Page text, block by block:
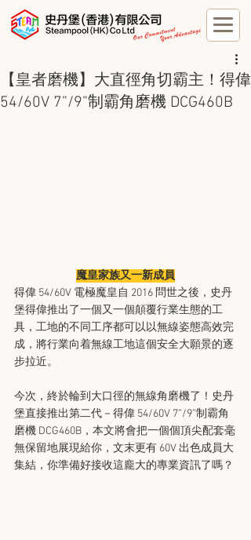
【皇者磨機】大直徑角切霸主！得偉
54/60V 7”/9”制霸角磨機 DCG460B
魔皇家族又一新成員
得偉 54/60V 電極魔皇自 2016 問世之後，史丹
堡得偉推出了一個又一個顛覆行業生態的工
具，工地的不同工序都可以以無線姿態高效完
成，將行業向着無線工地這個安全大願景的逐
步拉近。
今次，終於輪到大口徑的無線角磨機了！史丹
堡直接推出第二代－得偉 54/60V 7”/9”制霸角
磨機 DCG460B，本文將會把一個個頂尖配套毫
無保留地展現給你，文末更有 60V 出色成員大
集結，你準備好接收這龐大的專業資訊了嗎？